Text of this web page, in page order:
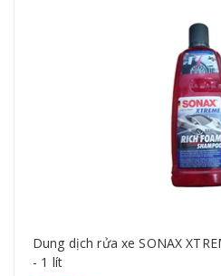
Dung dịch rửa xe SONAX
- 1 lít